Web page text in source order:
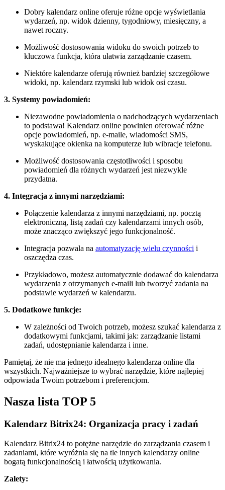
Dobry kalendarz online oferuje różne opcje wyświetlania
wydarzeń, np. widok dzienny, tygodniowy, miesięczny, a
nawet roczny.
Możliwość dostosowania widoku do swoich potrzeb to
kluczowa funkcja, która ułatwia zarządzanie czasem.
Niektóre kalendarze oferują również bardziej szczegółowe
widoki, np. kalendarz rzymski lub widok osi czasu.
3. Systemy powiadomień:
Niezawodne powiadomienia o nadchodzących wydarzeniach
to podstawa! Kalendarz online powinien oferować różne
opcje powiadomień, np. e-maile, wiadomości SMS,
wyskakujące okienka na komputerze lub wibracje telefonu.
Możliwość dostosowania częstotliwości i sposobu
powiadomień dla różnych wydarzeń jest niezwykle
przydatna.
4. Integracja z innymi narzędziami:
Połączenie kalendarza z innymi narzędziami, np. pocztą
elektroniczną, listą zadań czy kalendarzami innych osób,
może znacząco zwiększyć jego funkcjonalność.
Integracja pozwala na automatyzację wielu czynności i
oszczędza czas.
Przykładowo, możesz automatycznie dodawać do kalendarza
wydarzenia z otrzymanych e-maili lub tworzyć zadania na
podstawie wydarzeń w kalendarzu.
5. Dodatkowe funkcje:
W zależności od Twoich potrzeb, możesz szukać kalendarza z
dodatkowymi funkcjami, takimi jak: zarządzanie listami
zadań, udostępnianie kalendarza i inne.
Pamiętaj, że nie ma jednego idealnego kalendarza online dla
wszystkich. Najważniejsze to wybrać narzędzie, które najlepiej
odpowiada Twoim potrzebom i preferencjom.
Nasza lista TOP 5
Kalendarz Bitrix24: Organizacja pracy i zadań
Kalendarz Bitrix24 to potężne narzędzie do zarządzania czasem i
zadaniami, które wyróżnia się na tle innych kalendarzy online
bogatą funkcjonalnością i łatwością użytkowania.
Zalety: